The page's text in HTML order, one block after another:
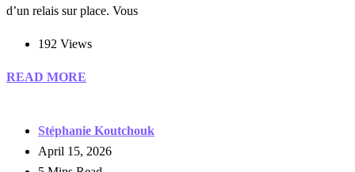
d’un relais sur place. Vous
192 Views
READ MORE
Stéphanie Koutchouk
April 15, 2026